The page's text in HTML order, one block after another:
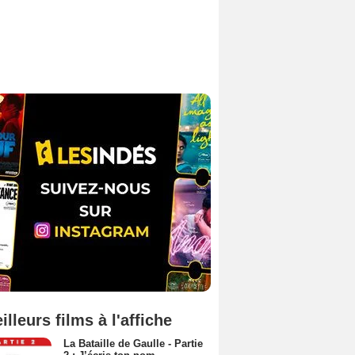
films à l'affiche
La Bataille de Gaulle - Partie